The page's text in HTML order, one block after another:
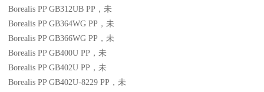
Borealis PP GB312UB PP ，未
Borealis PP GB364WG PP ，未
Borealis PP GB366WG PP ，未
Borealis PP GB400U PP ，未
Borealis PP GB402U PP ，未
Borealis PP GB402U-8229 PP ，未